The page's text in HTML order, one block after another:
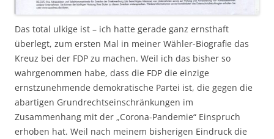
Das total ulkige ist – ich hatte gerade ganz ernsthaft
überlegt, zum ersten Mal in meiner Wähler-Biografie das
Kreuz bei der FDP zu machen. Weil ich das bisher so
wahrgenommen habe, dass die FDP die einzige
ernstzunehmende demokratische Partei ist, die gegen die
abartigen Grundrechtseinschränkungen im
Zusammenhang mit der „Corona-Pandemie“ Einspruch
erhoben hat. Weil nach meinem bisherigen Eindruck die